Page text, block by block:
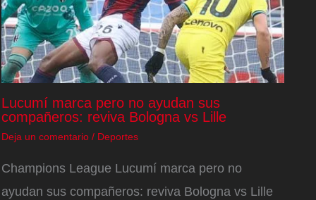
Lucumí marca pero no ayudan sus
compañeros: reviva Bologna vs Lille
Deja un comentario / Deportes
Champions League Lucumí marca pero no
ayudan sus compañeros: reviva Bologna vs Lille